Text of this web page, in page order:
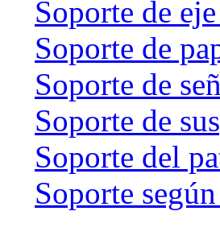
Soporte de
Soporte de
Soporte de
Soporte de
Soporte del
Soporte